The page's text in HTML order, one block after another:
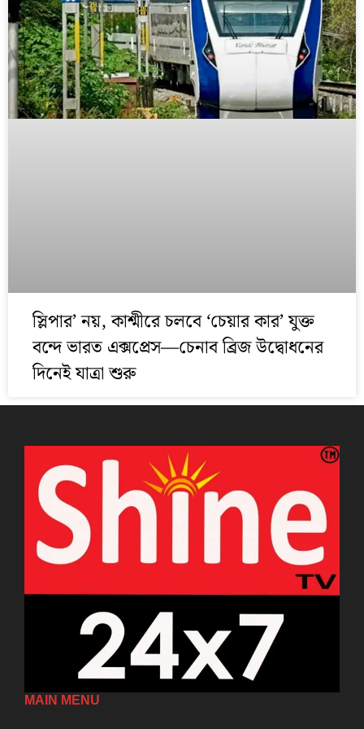
স্লিপার’ নয়, কাশ্মীরে চলবে ‘চেয়ার কার’ যুক্ত
বন্দে ভারত এক্সপ্রেস—চেনাব ব্রিজ উদ্বোধনের
দিনেই যাত্রা শুরু
MAIN MENU